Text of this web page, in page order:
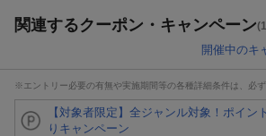
関連するクーポン・キャンペーン
開催中のキ
※エントリー必要の有無や実施期間等の各種詳細条件は、必ず
【対象者限定】全ジャンル対象！ポイ
りキャンペーン